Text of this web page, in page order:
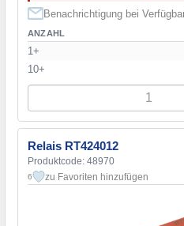
Benachrichtigung bei
ANZAHL
1+
10+
Relais RT424012
Produktcode: 48970
6 zu Favoriten hinzufügen